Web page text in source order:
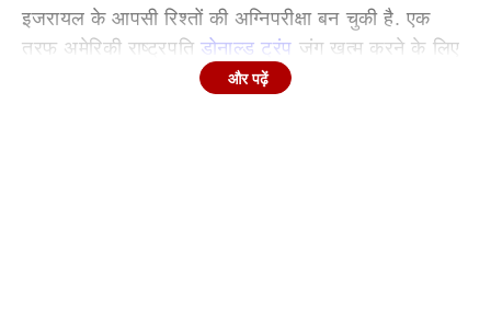
इजरायल के आपसी रिश्तों की अग्निपरीक्षा बन चुकी है. एक
तरफ अमेरिकी राष्ट्रपति डोनाल्ड ट्रंप जंग खत्म करने के लिए
डील चाहते हैं, तो दूसरी तरफ इजरायली प्रधानमंत्री बेंजामिन
और पढ़ें